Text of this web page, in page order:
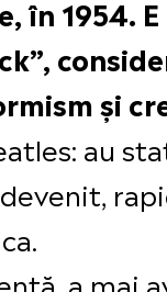
în 1954.
și
au
a mai